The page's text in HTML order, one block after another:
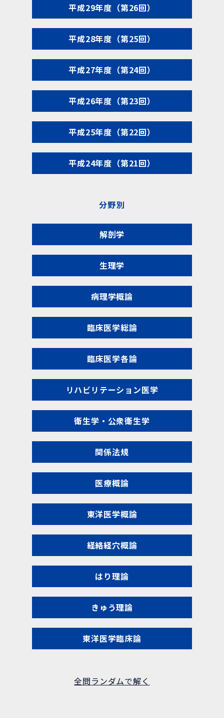
平成29年度（第26回）
平成28年度（第25回）
平成27年度（第24回）
平成26年度（第23回）
平成25年度（第22回）
平成24年度（第21回）
分野別
解剖学
生理学
病理学概論
臨床医学総論
臨床医学各論
リハビリテーション医学
衛生学・公衆衛生学
関係法規
医療概論
東洋医学概論
経絡経穴概論
はり理論
きゅう理論
東洋医学臨床論
全問ランダムで解く